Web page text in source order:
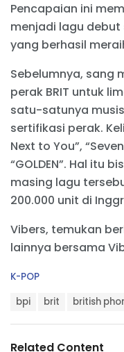
Pencapaian ini
menjadi lagu
yang berhasil
Sebelumnya, sang
perak BRIT untuk
satu-satunya
sertifikasi perak.
Next to You”,
“GOLDEN”. Hal itu
masing lagu
200.000 unit di
Vibers, temukan
lainnya bersama
C
K-POP
:
bpi brit british
Related Content